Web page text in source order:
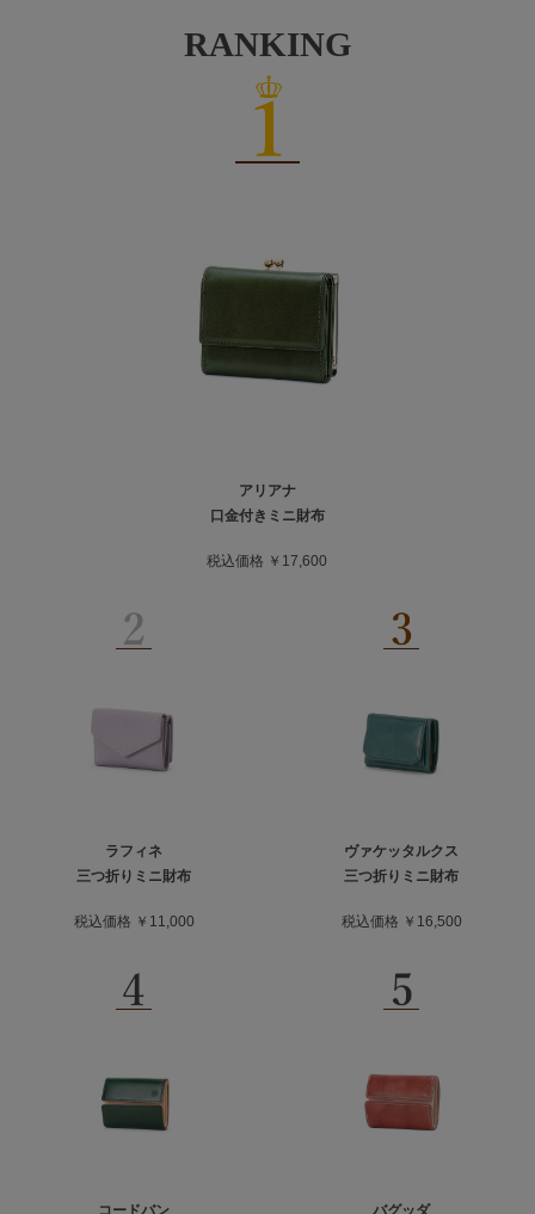
RANKING
アリアナ
口金付きミニ財布
税込価格 ￥17,600
ラフィネ
三つ折りミニ財布
税込価格 ￥11,000
ヴァケッタルクス
三つ折りミニ財布
税込価格 ￥16,500
コードバン
バグッダ